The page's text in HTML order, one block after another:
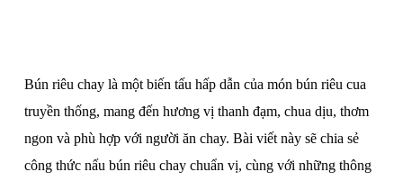
Bún riêu chay là một biến tấu hấp dẫn của món bún riêu cua
truyền thống, mang đến hương vị thanh đạm, chua dịu, thơm
ngon và phù hợp với người ăn chay. Bài viết này sẽ chia sẻ
công thức nấu bún riêu chay chuẩn vị, cùng với những thông